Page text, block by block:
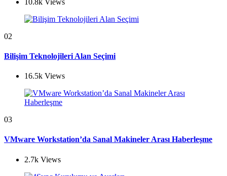
02
Bilişim Teknolojileri Alan Seçimi
16.5k Views
03
VMware Workstation’da Sanal Makineler Arası Haberleşme
2.7k Views